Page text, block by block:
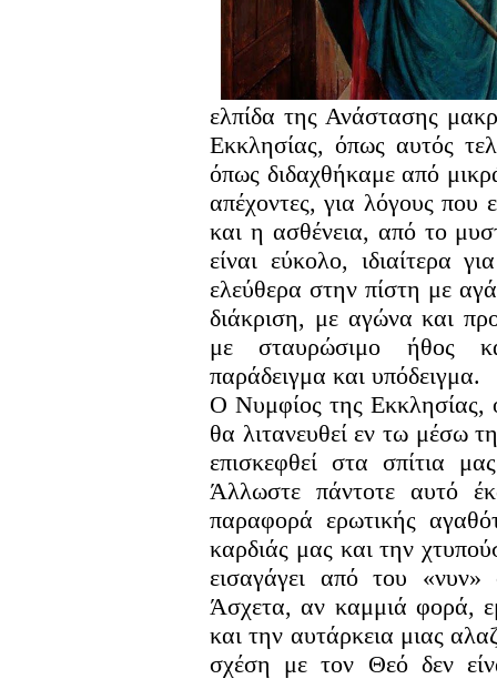
ελπίδα της Ανάστασης
Εκκλησίας, όπως αυτός
όπως διδαχθήκαμε από
απέχοντες, για λόγους που
και η ασθένεια, από το
είναι εύκολο, ιδιαίτερα
ελεύθερα στην πίστη με
διάκριση, με αγώνα και
με σταυρώσιμο ήθος
παράδειγμα και υπόδειγμα.
Ο Νυμφίος της Εκκλησίας,
θα λιτανευθεί εν τω μέσω
επισκεφθεί στα σπίτια
Άλλωστε πάντοτε αυτό
παραφορά ερωτικής
καρδιάς μας και την
εισαγάγει από του
Άσχετα, αν καμμιά φορά,
και την αυτάρκεια μιας
σχέση με τον Θεό δεν